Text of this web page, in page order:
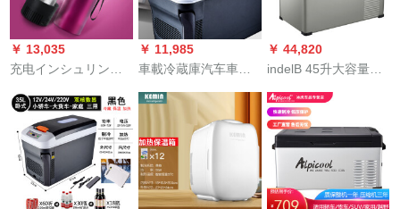
26小时
￥ 13,035
充电インシュリン冷
小冰箱小型迷你随身
制冷专用wj 二代升级
【智能数显长效版】
制冷+保冷+应急
￥ 11,985
車載冷蔵庫汽车車家
用迷你型小冰箱冷藏
盒wj (220V12V24V)-
数显款-黑色-15L
￥ 44,820
indelB 45升大容量压
載冷蔵庫 单箱制冷可
结冰 H45